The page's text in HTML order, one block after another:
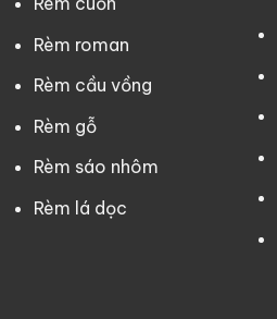
Rèm roman
Rèm cầu vồng
Rèm gỗ
Rèm sáo nhôm
Rèm lá dọc